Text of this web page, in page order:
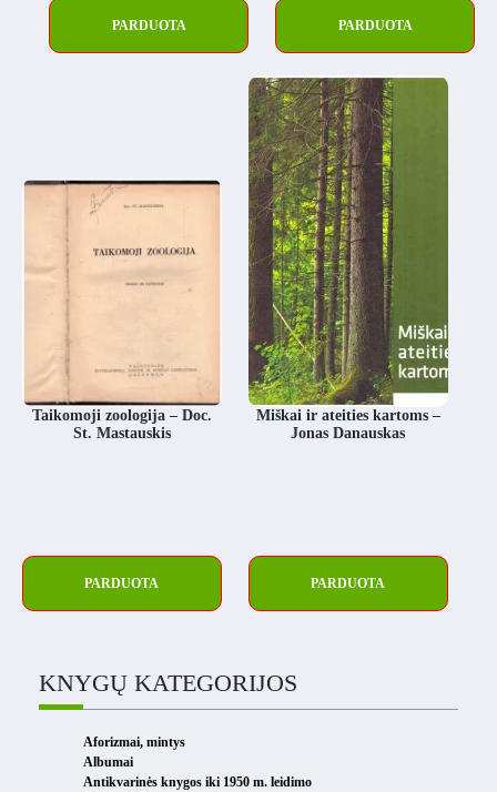
PARDUOTA PARDUOTA
Taikomoji zoologija – Doc.
St. Mastauskis
PARDUOTA
Miškai ir ateities kartoms –
Jonas Danauskas
PARDUOTA
KNYGŲ KATEGORIJOS
Aforizmai, mintys
Albumai
Antikvarinės knygos iki 1950 m. leidimo